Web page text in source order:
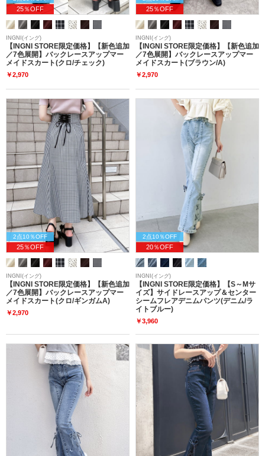
25％OFF
INGNI(イング)
【INGNI STORE限定価格】【新色追加
／7色展開】バックレースアップマー
メイドスカート(クロ/チェック)
￥2,970
25％OFF
INGNI(イング)
【INGNI STORE限定価格】【新色追加
／7色展開】バックレースアップマー
メイドスカート(ブラウン/A)
￥2,970
2点10％OFF
25％OFF
INGNI(イング)
【INGNI STORE限定価格】【新色追加
／7色展開】バックレースアップマー
メイドスカート(クロ/ギンガムA)
￥2,970
2点10％OFF
20％OFF
INGNI(イング)
【INGNI STORE限定価格】【S～Mサ
イズ】サイドレースアップ＆センター
シームフレアデニムパンツ(デニム/ラ
イトブルー)
￥3,960